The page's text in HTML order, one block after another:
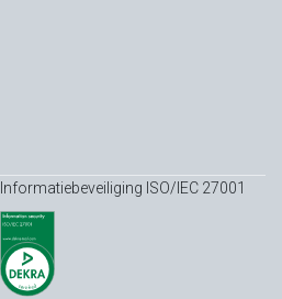
Informatiebeveiliging ISO/IEC 27001